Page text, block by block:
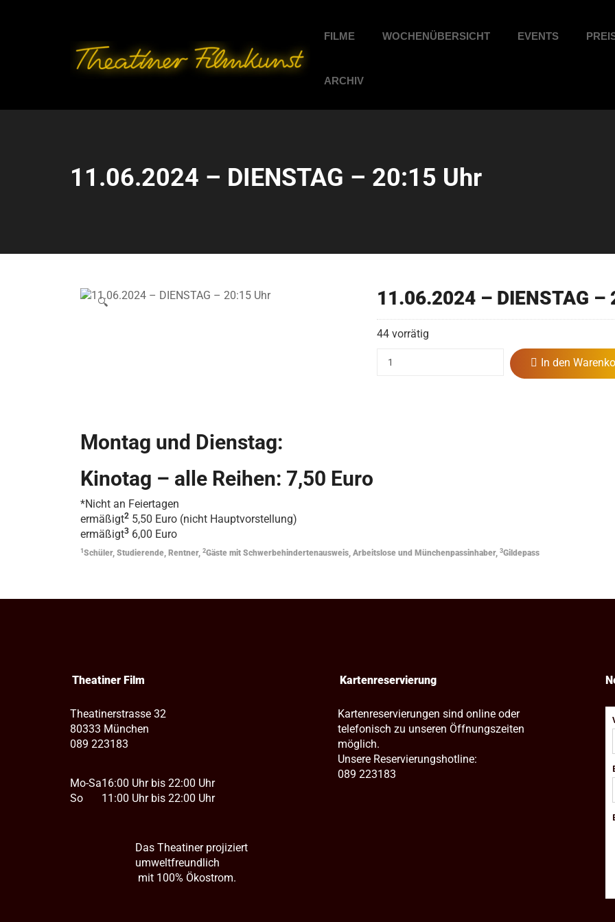
FILME WOCHENÜBERSICHT EVENTS
ARCHIV
11.06.2024 – DIENSTAG – 20:15 Uhr
🔍 11.06.2024 – DIENSTAG –
44 vorrätig
In den
Montag und Dienstag:
Kinotag – alle Reihen: 7,50 Euro
*Nicht an Feiertagen
ermäßigt2 5,50 Euro (nicht Hauptvorstellung)
ermäßigt3 6,00 Euro
1 Schüler, Studierende, Rentner, 2Gäste mit Schwerbehindertenausweis, Arbeitslose und Münchenpassinhaber, 3Gildepass
Theatiner Film
Theatinerstrasse 32
80333 München
089 223183
Mo-Sa
So
16:00 Uhr bis 22:00 Uhr
11:00 Uhr bis 22:00 Uhr
Das Theatiner projiziert
umweltfreundlich
mit 100% Ökostrom.
Kartenreservierung
Kartenreservierungen sind online oder
telefonisch zu unseren Öffnungszeiten
möglich.
Unsere Reservierungshotline:
089 223183